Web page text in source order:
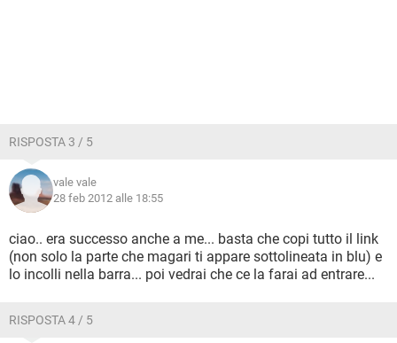
RISPOSTA 3 / 5
vale vale
28 feb 2012 alle 18:55
ciao.. era successo anche a me... basta che copi tutto il link
(non solo la parte che magari ti appare sottolineata in blu) e
lo incolli nella barra... poi vedrai che ce la farai ad entrare...
RISPOSTA 4 / 5